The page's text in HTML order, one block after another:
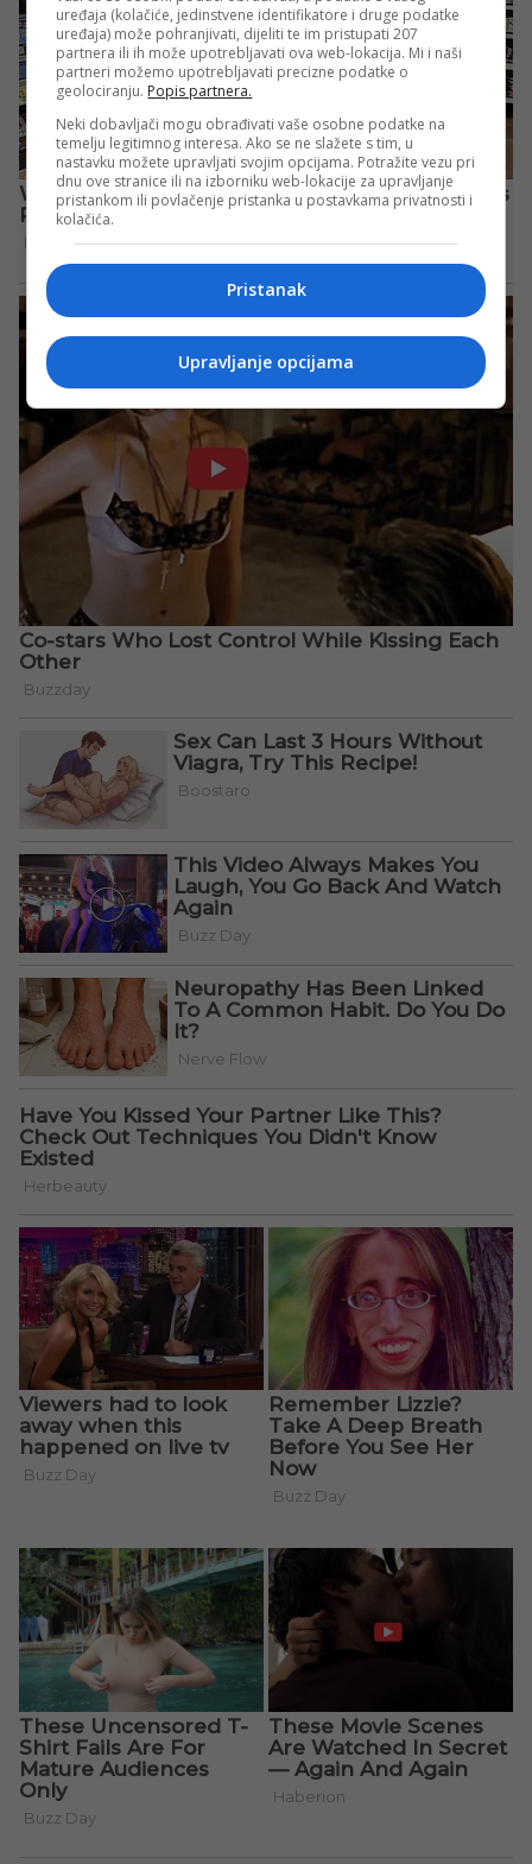
uređaja (kolačiće, jedinstvene identifikatore i druge podatke
uređaja) može pohranjivati, dijeliti te im pristupati 207
partnera ili ih može upotrebljavati ova web-lokacija. Mi i naši
partneri možemo upotrebljavati precizne podatke o
geolociranju. Popis partnera.
Neki dobavljači mogu obrađivati vaše osobne podatke na
temelju legitimnog interesa. Ako se ne slažete s tim, u
nastavku možete upravljati svojim opcijama. Potražite vezu pri
dnu ove stranice ili na izborniku web-lokacije za upravljanje
pristankom ili povlačenje pristanka u postavkama privatnosti i
kolačića.
Pristanak
Upravljanje opcijama